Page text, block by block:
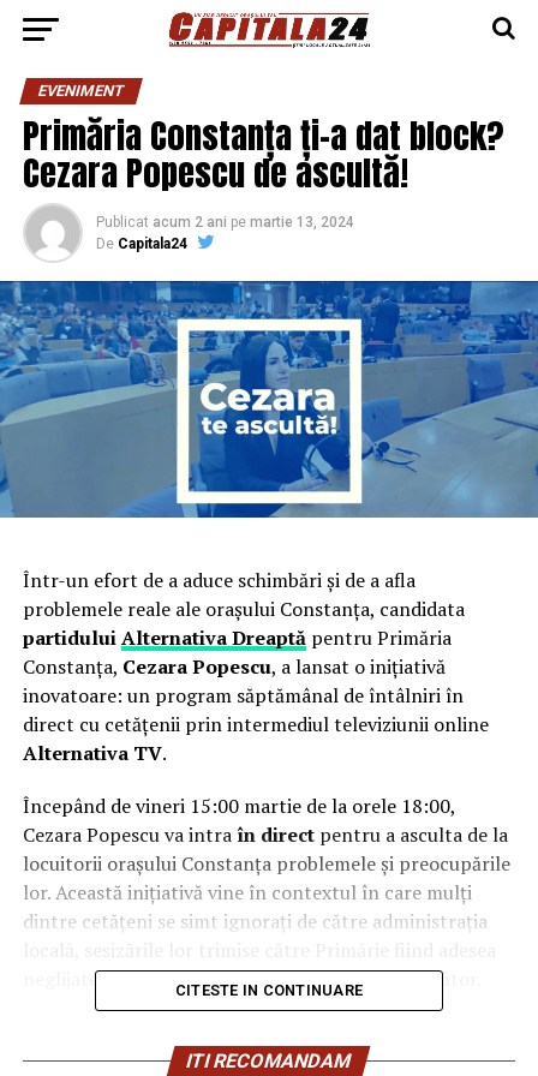
EVENIMENT
Primăria Constanța ți-a dat block?
Cezara Popescu de ascultă!
Publicat acum 2 ani pe martie 13, 2024
De Capitala24
Într-un efort de a aduce schimbări și de a afla
problemele reale ale orașului Constanța, candidata
partiduluiAlternativa Dreaptăpentru Primăria
Constanța, Cezara Popescu, a lansat o inițiativă
inovatoare: un program săptămânal de întâlniri în
direct cu cetățenii prin intermediul televiziunii online
Alternativa TV.
Începând de vineri 15:00 martie de la orele 18:00,
Cezara Popescu va intra în directpentru a asculta de la
locuitorii orașului Constanța problemele și preocupările
lor. Această inițiativă vine în contextul în care mulți
dintre cetățeni se simt ignorați de către administrația
neglijate sau soluționate într-un mod nesatisfăcător.
administrație care să asculte și să acționeze în interesul
CITESTE IN CONTINUARE
ITI RECOMANDAM